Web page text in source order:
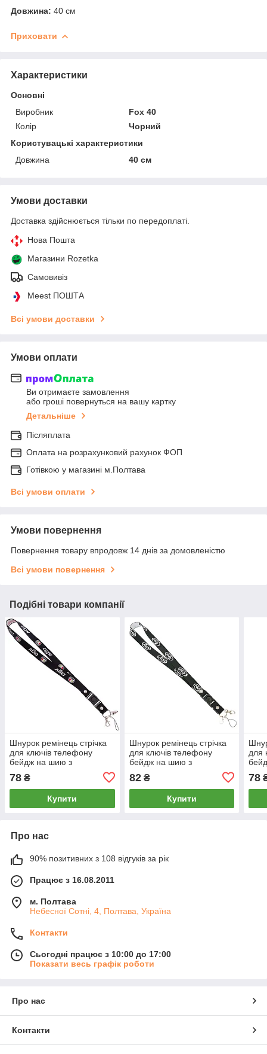
Довжина: 40 см
Приховати
Характеристики
Основні
Виробник
Fox 40
Колір
Чорний
Користувацькі характеристики
Довжина
40 см
Умови доставки
Доставка здійснюється тільки по передоплаті.
Нова Пошта
Магазини Rozetka
Самовивіз
Meest ПОШТА
Всі умови доставки
Умови оплати
Ви отримаєте замовлення
або гроші повернуться на вашу картку
Детальніше
Післяплата
Оплата на розрахунковий рахунок ФОП
Готівкою у магазині м.Полтава
Всі умови оплати
Умови повернення
Повернення товару впродовж 14 днів за домовленістю
Всі умови повернення
Подібні товари компанії
Шнурок ремінець стрічка
для ключів телефону
бейдж на шию з
логотипом AGV M-4559-26
50см чорний
78 ₴
Купити
Шнурок ремінець стрічка
для ключів телефону
бейдж на шию з
логотипом ARAI M-4559-
19 50см чорний
82₴
Купити
для
24
78
Про нас
90% позитивних з 108 відгуків за рік
Працює з 16.08.2011
м. Полтава
Небесної Сотні, 4, Полтава, Україна
Контакти
Сьогодні працює з 10:00 до 17:00
Показати весь графік роботи
Про нас
Контакти